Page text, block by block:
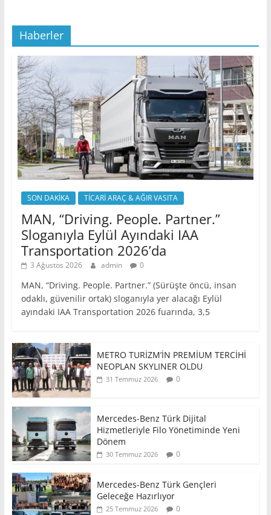
Haberler
SON DAKİKA TİCARİ ARAÇ & AĞIR VASITA
MAN, “Driving. People. Partner.”
Sloganıyla Eylül Ayındaki IAA
Transportation 2026’da
3 Ağustos 2026 admin 0
MAN, “Driving. People. Partner.” (Sürüşte öncü, insan
odaklı, güvenilir ortak) sloganıyla yer alacağı Eylül
ayındaki IAA Transportation 2026 fuarında, 3,5
METRO TURİZM’İN PREMİUM TERCİHİ
NEOPLAN SKYLINER OLDU
31 Temmuz 2026 0
Mercedes-Benz Türk Dijital
Hizmetleriyle Filo Yönetiminde Yeni
Dönem
30 Temmuz 2026 0
Mercedes-Benz Türk Gençleri
Geleceğe Hazırlıyor
25 Temmuz 2026 0